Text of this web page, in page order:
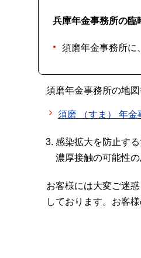
兵庫年金事務所の臨
須磨年金事務所に
須磨年金事務所の地
須磨 （すま） 年金
感染拡大を防止す
濃厚接触の可能性
お客様には大変ご迷
しております。お客